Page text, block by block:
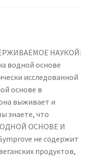
НАУКОЙ:
водной основе
исследованной
основе в
выживает и
знаете, что
ВОДНОЙ ОСНОВЕ И
не содержит
продуктов,